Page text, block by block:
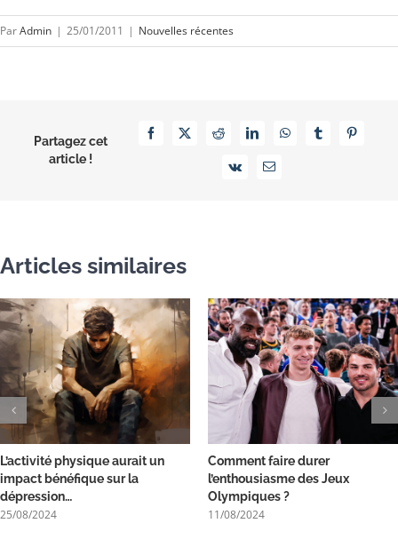
ParAdmin | 25/01/2011 | Nouvelles récentes
Partagez cet
article !
Facebook
X RedditLinkedInWhatsAppTumblrPinterest
Vk Email
Articles similaires
L’activité physique aurait un
impact bénéfique sur la
dépression…
25/08/2024
Comment faire durer
l’enthousiasme des Jeux
Olympiques ?
11/08/2024